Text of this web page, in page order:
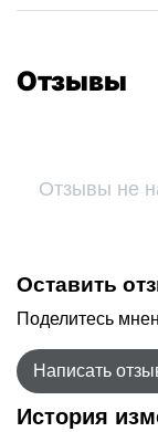
Отзывы
Отзывы не
Оставить
Поделитесь
Написать
История